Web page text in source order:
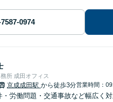
所 成田オフィス
京成成田駅 から徒歩3分営業時間：
・労働問題・交通事故など幅広